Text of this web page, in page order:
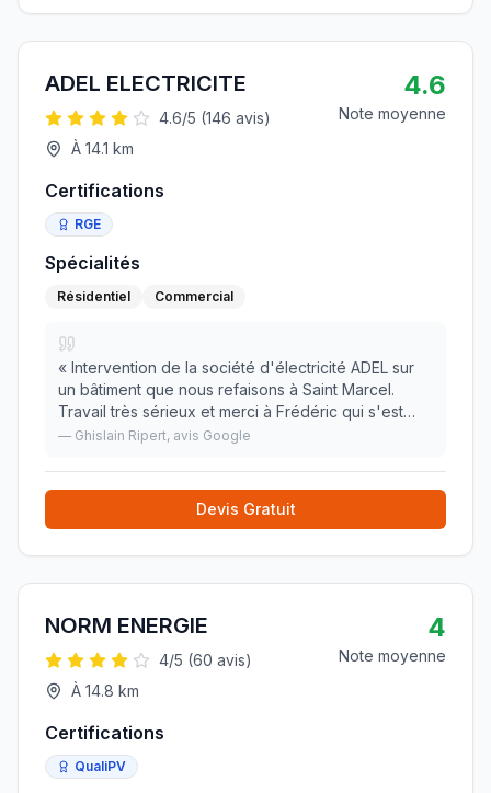
ADEL ELECTRICITE
4.6/5 (146 avis)
À 14.1 km
4.6
Note moyenne
Certifications
RGE
Spécialités
Résidentiel Commercial
« Intervention de la société d'électricité ADEL sur
un bâtiment que nous refaisons à Saint Marcel.
Travail très sérieux et merci à Frédéric qui s'est
occupé des échanges avec Enedis à notre place !
— Ghislain Ripert, avis Google
Devis Gratuit
NORM ENERGIE
4/5 (60 avis)
À 14.8 km
4
Note moyenne
Certifications
QualiPV